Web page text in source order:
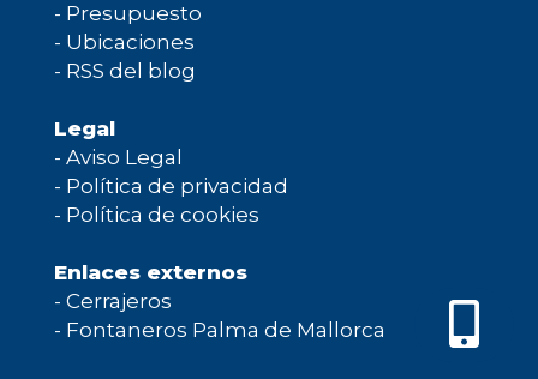
- Presupuesto
- Ubicaciones
- RSS del blog
Legal
- Aviso Legal
- Política de privacidad
- Política de cookies
Enlaces externos
- Cerrajeros
- Fontaneros Palma de Mallorca